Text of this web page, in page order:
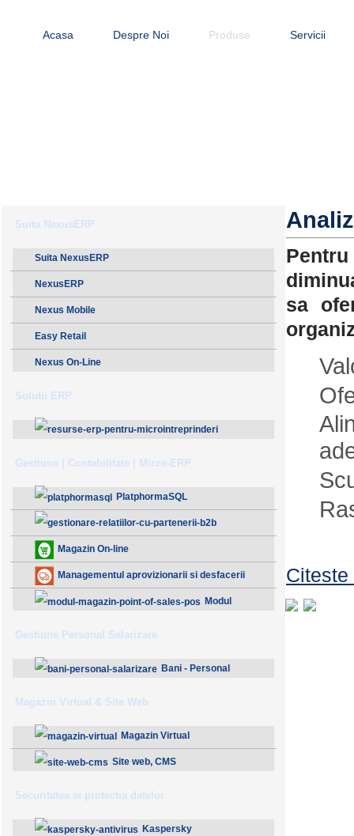
Acasa Despre Noi Produse Servicii
Suita NexusERP
Suita NexusERP
NexusERP
Nexus Mobile
Easy Retail
Nexus On-Line
Solutii ERP
Gestiune | Contabilitate | Micro-ERP
PlatphormaSQL
Gestionare Relatiilor cu Partenerii (B2B)
Magazin On-line
Managementul aprovizionarii si desfacerii
Modul
Gestiune Personal Salarizare
Bani - Personal
Magazin Virtual & Site Web
Magazin Virtual
Site web, CMS
Securitatea si protectia datelor
Kaspersky
sa